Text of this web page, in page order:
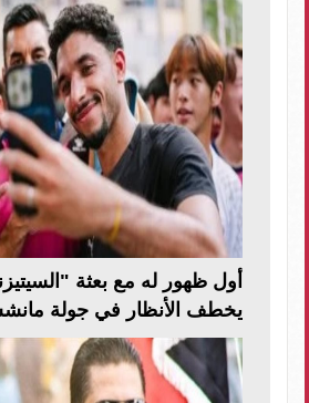
أول ظهور له مع بعثة
يخطف الأنظار في جولة